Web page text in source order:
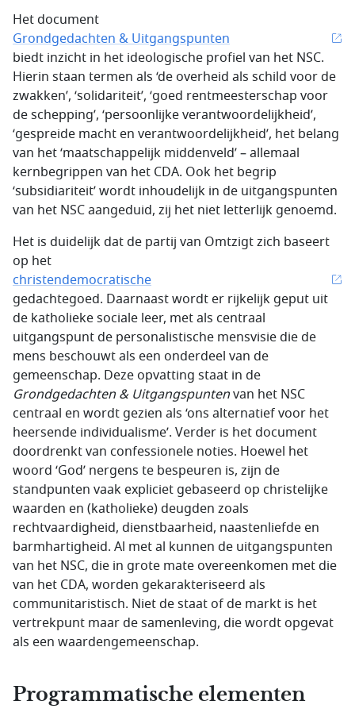
Het document
Grondgedachten & Uitgangspunten
biedt inzicht in het ideologische profiel van het NSC.
Hierin staan termen als ‘de overheid als schild voor de
zwakken’, ‘solidariteit’, ‘goed rentmeesterschap voor
de schepping’, ‘persoonlijke verantwoordelijkheid’,
‘gespreide macht en verantwoordelijkheid’, het belang
van het ‘maatschappelijk middenveld’ – allemaal
kernbegrippen van het CDA. Ook het begrip
‘subsidiariteit’ wordt inhoudelijk in de uitgangspunten
van het NSC aangeduid, zij het niet letterlijk genoemd.
Het is duidelijk dat de partij van Omtzigt zich baseert
op het
christendemocratische
gedachtegoed. Daarnaast wordt er rijkelijk geput uit
de katholieke sociale leer, met als centraal
uitgangspunt de personalistische mensvisie die de
mens beschouwt als een onderdeel van de
gemeenschap. Deze opvatting staat in de
Grondgedachten & Uitgangspuntenvan het NSC
centraal en wordt gezien als ‘ons alterna­tief voor het
heersende individualisme’. Verder is het docu­ment
doordrenkt van confessionele noties. Hoewel het
woord ‘God’ nergens te bespeu­ren is, zijn de
standpunten vaak expliciet gebaseerd op christelijke
waarden en (katholieke) deugden zoals
rechtvaardigheid, dienstbaarheid, naastenliefde en
barmhartigheid. Al met al kun­nen de uitgangspunten
van het NSC, die in grote mate overeenkomen met die
van het CDA, worden gekarakteriseerd als
communitaristisch. Niet de staat of de markt is het
ver­trek­punt maar de samen­leving, die wordt opgevat
als een waardengemeenschap.
Programmatische elementen